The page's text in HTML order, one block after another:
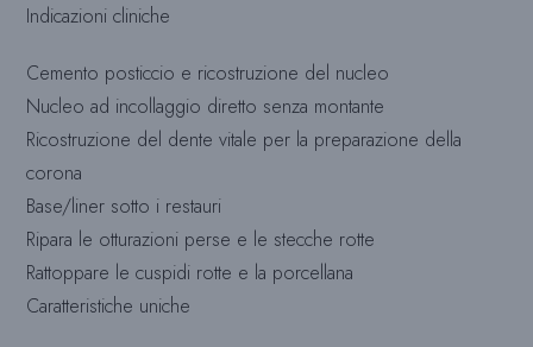
Indicazioni cliniche
Cemento posticcio e ricostruzione del nucleo
Nucleo ad incollaggio diretto senza montante
Ricostruzione del dente vitale per la preparazione della
corona
Base/liner sotto i restauri
Ripara le otturazioni perse e le stecche rotte
Rattoppare le cuspidi rotte e la porcellana
Caratteristiche uniche